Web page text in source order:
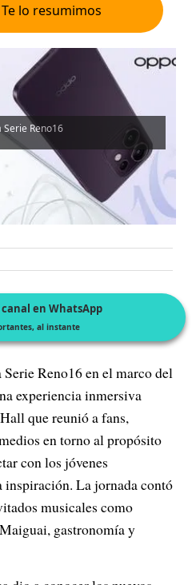
Te lo resumimos
Serie Reno16
en WhatsApp
al instante
Reno16 en el marco del
experiencia inmersiva
que reunió a fans,
en torno al propósito
con los jóvenes
inspiración. La jornada contó
musicales como
gastronomía y